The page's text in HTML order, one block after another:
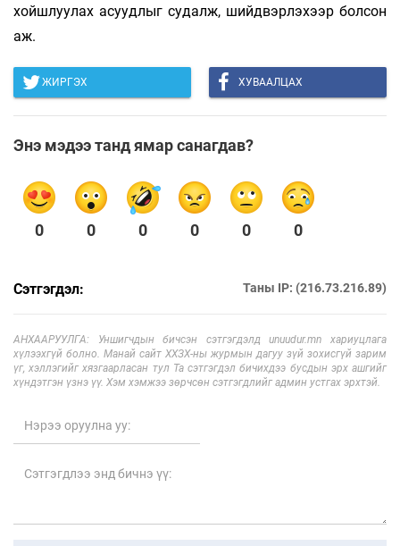
хойшлуулах асуудлыг судалж, шийдвэрлэхээр болсон
аж.
ЖИРГЭХ ХУВААЛЦАХ
Энэ мэдээ танд ямар санагдав?
0 0 0 0 0 0
Сэтгэгдэл: Таны IP: (216.73.216.89)
АНХААРУУЛГА: Уншигчдын бичсэн сэтгэгдэлд unuudur.mn хариуцлага
хүлээхгүй болно. Манай сайт ХХЗХ-ны журмын дагуу зүй зохисгүй зарим
үг, хэллэгийг хязгаарласан тул Та сэтгэгдэл бичихдээ бусдын эрх ашгийг
хүндэтгэн үзнэ үү. Хэм хэмжээ зөрчсөн сэтгэгдлийг админ устгах эрхтэй.